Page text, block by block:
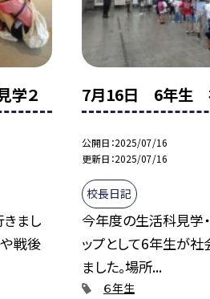
２
まし
戦後
7月16日 6年生
公開日 2025/07/16
更新日 2025/07/16
校長日記
今年度の生活科見学
ップとして6年生が
ました。場所...
６年生